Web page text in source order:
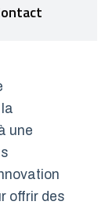
une
offrir des